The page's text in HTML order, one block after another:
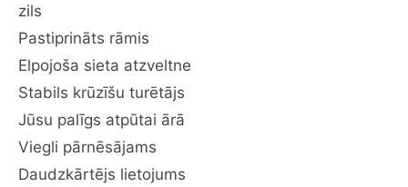
plats
sēdekļa
krēsls
ar
150
kg
lielu
zils
Pastiprināts rāmis
Elpojoša sieta atzveltne
Stabils krūzīšu turētājs
Jūsu palīgs atpūtai ārā
Viegli pārnēsājams
Daudzkārtējs lietojums